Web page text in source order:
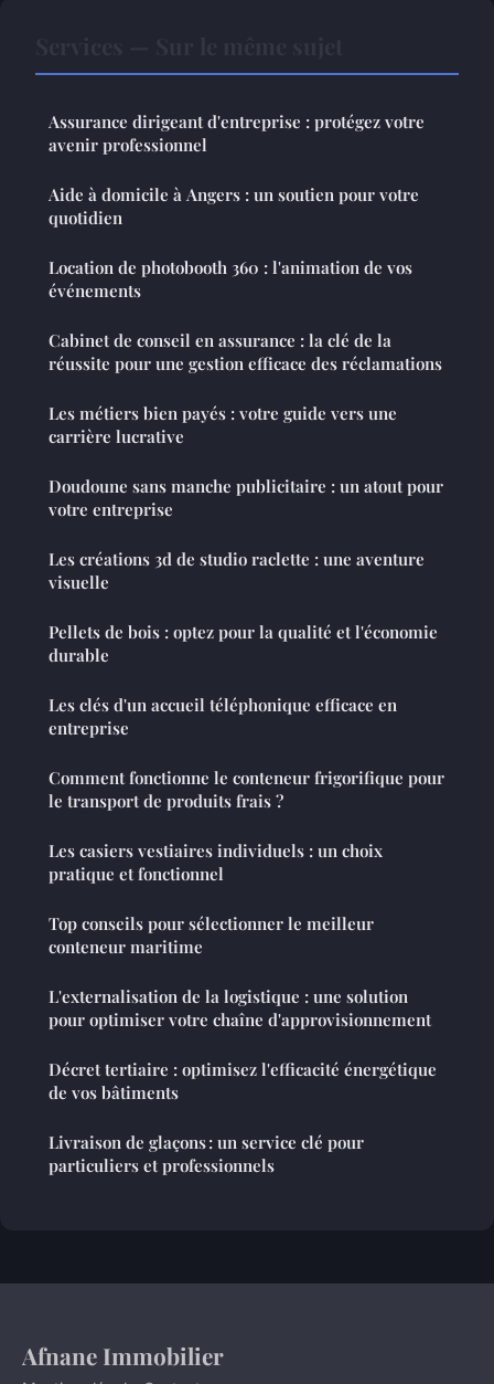
Assurance dirigeant d'entreprise : protégez votre
avenir professionnel
Aide à domicile à Angers : un soutien pour votre
quotidien
Location de photobooth 360 : l'animation de vos
événements
Cabinet de conseil en assurance : la clé de la
réussite pour une gestion efficace des réclamations
Les métiers bien payés : votre guide vers une
carrière lucrative
Doudoune sans manche publicitaire : un atout pour
votre entreprise
Les créations 3d de studio raclette : une aventure
visuelle
Pellets de bois : optez pour la qualité et l'économie
durable
Les clés d'un accueil téléphonique efficace en
entreprise
Comment fonctionne le conteneur frigorifique pour
le transport de produits frais ?
Les casiers vestiaires individuels : un choix
pratique et fonctionnel
Top conseils pour sélectionner le meilleur
conteneur maritime
L'externalisation de la logistique : une solution
pour optimiser votre chaîne d'approvisionnement
Décret tertiaire : optimisez l'efficacité énergétique
de vos bâtiments
Livraison de glaçons : un service clé pour
particuliers et professionnels
Afnane Immobilier